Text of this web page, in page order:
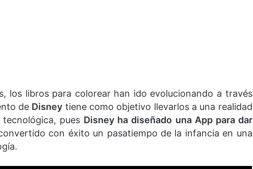
los libros para colorear han ido evolucionando a través
de Disney tiene como objetivo llevarlos a una realidad
pues Disney ha diseñado una App para dar
con éxito un pasatiempo de la infancia en una